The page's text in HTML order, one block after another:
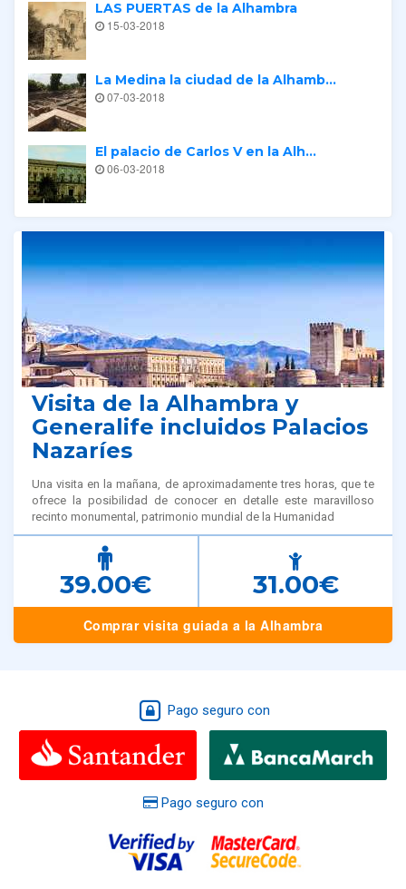
LAS PUERTAS de la Alhambra
15-03-2018
La Medina la ciudad de la Alhamb...
07-03-2018
El palacio de Carlos V en la Alh...
06-03-2018
Tours relacionados
Visita de la Alhambra y
Generalife incluidos Palacios
Nazaríes
Una visita en la mañana, de aproximadamente tres horas, que te
ofrece la posibilidad de conocer en detalle este maravilloso
recinto monumental, patrimonio mundial de la Humanidad
39.00€ 31.00€
Comprar visita guiada a la Alhambra
Pago seguro con
Pago seguro con